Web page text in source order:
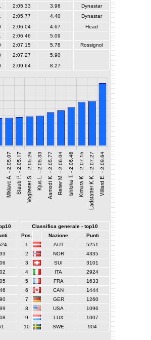
2:05.33 3.96
Dynastar
2:05.77 4.40
Dynastar
2:06.04 4.67
Head
2:06.46
5.09
2:07.15 5.78
Rossignol
2:07.27
5.90
2:09.64 8.27
Classifica generale - top10
Pos.
Nazione
Punti
1
AUT
5251
2
NOR
4335
3
SUI
3101
4
ITA
2924
5
FRA
1633
6
CAN
1444
7
GER
1260
8
USA
1096
9
LUX
1007
10
SWE 904